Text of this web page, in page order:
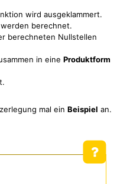
wird ausgeklammert.
werden berechnet.
berechneten Nullstellen
in eine Produktform
mal ein Beispiel an.